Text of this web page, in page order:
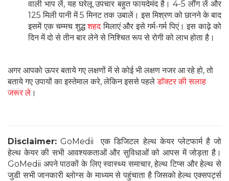
वाली भाप लें, यह घरेलू उपचार बहुत फायदेमंद है। 4-5 लौंग लें और
125 मिली पानी में 5 मिनट तक उबालें। इस मिश्रण को छानने के बाद
इसमें एक चम्मच शुद्धशहदमिलाएं और इसे गर्म-गर्म पिएं। इस काढ़े को
दिन में दो से तीन बार लेने से निश्चित रूप से रोगी को लाभ होता है।
अगर आपको ऊपर बताये गए लक्षणों में से कोई भी लक्षण नजर आ रहे हो, तो
बताये गए उपायों का इस्तेमाल करे, लेकिन इससे पहलेडॉक्टर की सलाह
जरूर ले ।
Disclaimer: GoMedii एक डिजिटल हेल्थ केयर प्लेटफार्म है जो
हेल्थ केयर की सभी आवश्यकताओं और सुविधाओं को आपस में जोड़ता है।
GoMedii अपने पाठकों के लिए स्वास्थ्य समाचार, हेल्थ टिप्स और हेल्थ से
जुडी सभी जानकारी ब्लोग्स के माध्यम से पहुंचाता है जिसको हेल्थ एक्सपर्ट्स